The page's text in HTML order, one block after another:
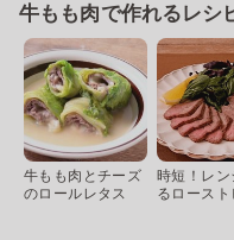
牛もも肉で作れるレシ
牛もも肉とチーズ
のロールレタス
時短！レン
るロースト